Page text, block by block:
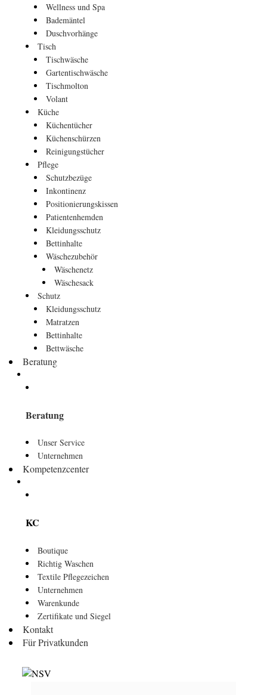
Wellness und Spa
Bademäntel
Duschvorhänge
Tisch
Tischwäsche
Gartentischwäsche
Tischmolton
Volant
Küche
Küchentücher
Küchenschürzen
Reinigungstücher
Pflege
Schutzbezüge
Inkontinenz
Positionierungskissen
Patientenhemden
Kleidungsschutz
Bettinhalte
Wäschezubehör
Wäschenetz
Wäschesack
Schutz
Kleidungsschutz
Matratzen
Bettinhalte
Bettwäsche
Beratung
Beratung
Unser Service
Unternehmen
Kompetenzcenter
KC
Boutique
Richtig Waschen
Textile Pflegezeichen
Unternehmen
Warenkunde
Zertifikate und Siegel
Kontakt
Für Privatkunden